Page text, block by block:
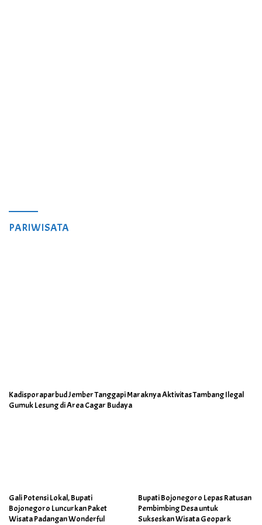
PARIWISATA
Kadisporaparbud Jember Tanggapi Maraknya Aktivitas Tambang Ilegal
Gumuk Lesung di Area Cagar Budaya
Gali Potensi Lokal, Bupati
Bojonegoro Luncurkan Paket
Wisata Padangan Wonderful
Bupati Bojonegoro Lepas Ratusan
Pembimbing Desa untuk
Sukseskan Wisata Geopark